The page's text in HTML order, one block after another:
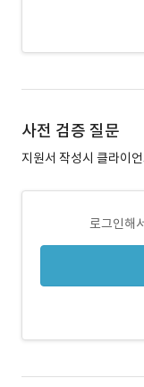
사전 검증 질문
지원서 작성시 클라이
로그인해